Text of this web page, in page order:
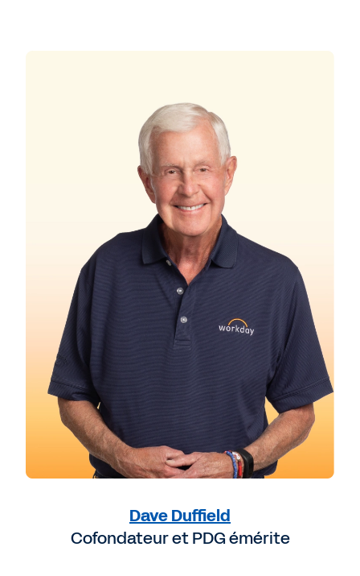
Dave Duffield
Cofondateur et PDG émérite